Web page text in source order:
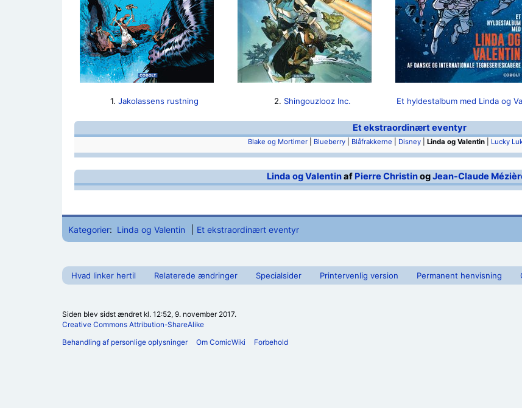
1. Jakolassens rustning 2. Shingouzlooz Inc. Et hyldestalbum med Linda og
Et ekstraordinært eventyr
Blake og Mortimer| Blueberry| Blåfrakkerne Disney| Linda og Valentin| Lucky
Linda og Valentinaf Pierre ChristinogJean-Claude
Kategorier: Linda og Valentin Et ekstraordinært eventyr
Hvad linker hertil Relaterede ændringer Specialsider Printervenlig version Permanent henvisning
Siden blev sidst ændret kl. 12:52, 9. november 2017.
Creative Commons Attribution-ShareAlike
Behandling af personlige oplysninger
Om ComicWiki Forbehold